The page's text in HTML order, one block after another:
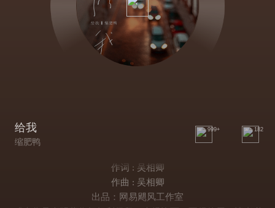
给我
缩肥鸭
999+ 182
作词 : 吴相卿
作曲 : 吴相卿
出品：网易飓风工作室